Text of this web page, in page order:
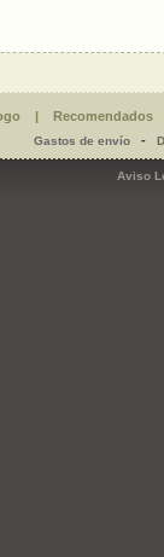
| Recomendados
Gastos de envío-
Aviso